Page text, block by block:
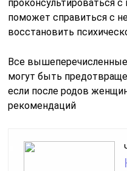
проконсультироваться
поможет справиться с
восстановить
Все
могут быть
если после родов
рекомендаций